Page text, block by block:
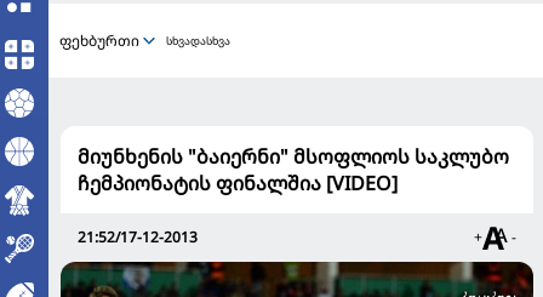
ფეხბურთი სხვადასხვა
მიუნხენის "ბაიერნი" მსოფლიოს საკლუბო
ჩემპიონატის ფინალშია [VIDEO]
21:52/17-12-2013 + -